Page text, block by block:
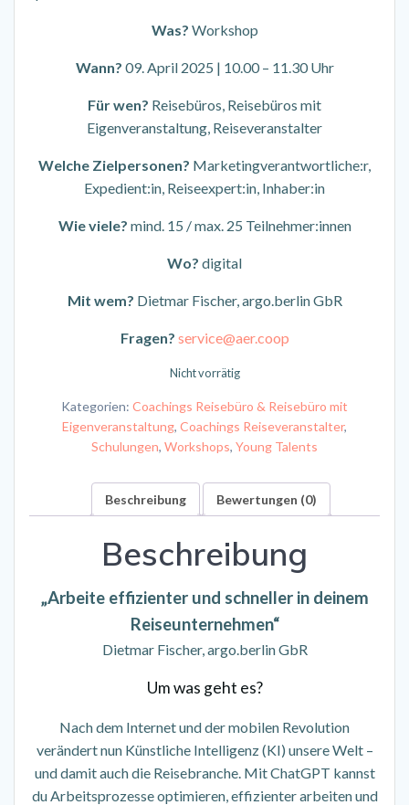
Was? Workshop
Wann? 09. April 2025 | 10.00 – 11.30 Uhr
Für wen? Reisebüros, Reisebüros mit
Eigenveranstaltung, Reiseveranstalter
Welche Zielpersonen? Marketingverantwortliche:r,
Expedient:in, Reiseexpert:in, Inhaber:in
Wie viele? mind. 15 / max. 25 Teilnehmer:innen
Wo? digital
Mit wem? Dietmar Fischer, argo.berlin GbR
Fragen? service@aer.coop
Nicht vorrätig
Kategorien: Coachings Reisebüro & Reisebüro mit
Eigenveranstaltung, Coachings Reiseveranstalter,
Schulungen, Workshops, Young Talents
Beschreibung Bewertungen (0)
Beschreibung
„Arbeite effizienter und schneller in deinem
Reiseunternehmen“
Dietmar Fischer, argo.berlin GbR
Um was geht es?
Nach dem Internet und der mobilen Revolution
verändert nun Künstliche Intelligenz (KI) unsere Welt –
und damit auch die Reisebranche. Mit ChatGPT kannst
du Arbeitsprozesse optimieren, effizienter arbeiten und